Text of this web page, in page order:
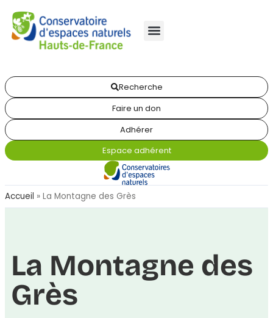
Recherche
Faire un don
Adhérer
Espace adhérent
Accueil » La Montagne des Grès
La Montagne des
Grès